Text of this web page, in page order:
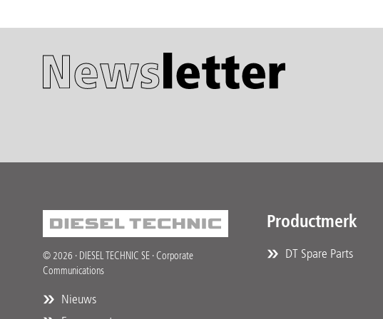
© 2026 · DIESEL TECHNIC SE · Corporate
Communications
Nieuws
Productmerk
DT Spare Parts